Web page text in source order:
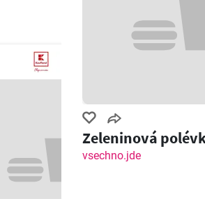
Zeleninová
vsechno.jde